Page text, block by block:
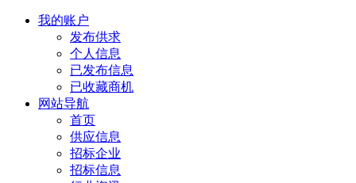
我的账户
发布供求
个人信息
已发布信息
已收藏商机
网站导航
首页
供应信息
招标企业
招标信息